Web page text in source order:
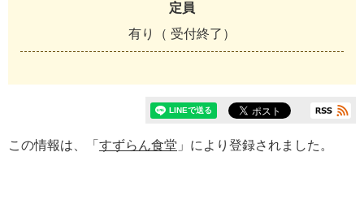
定員
有り（ 受付終了）
この情報は、「 すずらん食堂 」により登録されました。